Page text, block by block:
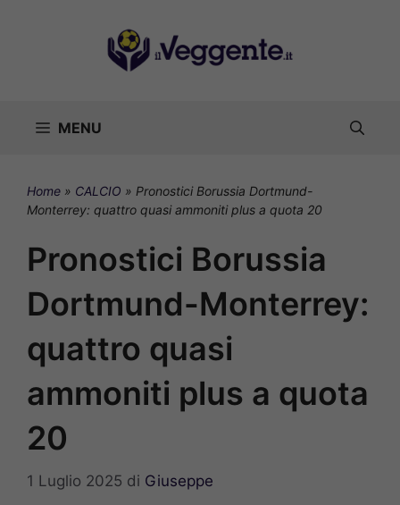
MENU
Home » CALCIO » Pronostici Borussia Dortmund-
Monterrey: quattro quasi ammoniti plus a quota 20
Pronostici Borussia
Dortmund-Monterrey:
quattro quasi
ammoniti plus a quota
20
1 Luglio 2025 di Giuseppe